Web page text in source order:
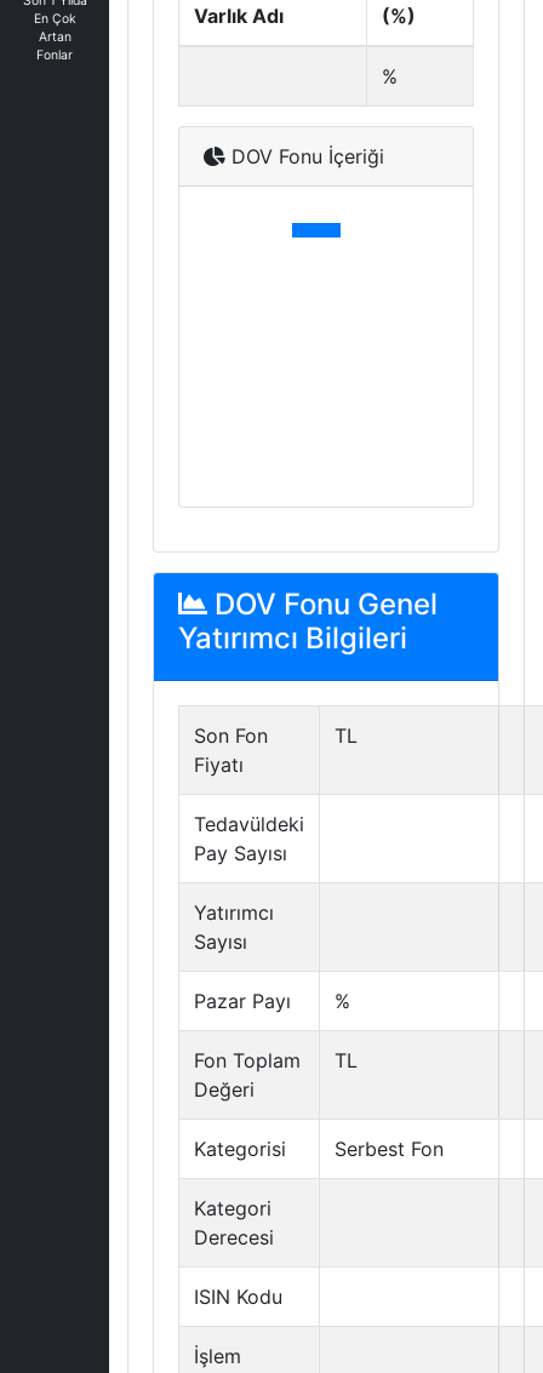
En Çok
Artan
Fonlar
Varlık Adı
(%)
%
DOV Fonu İçeriği
DOV Fonu Genel
Yatırımcı Bilgileri
Son Fon
Fiyatı
TL
Tedavüldeki
Pay Sayısı
Yatırımcı
Sayısı
Pazar Payı %
Fon Toplam
Değeri
TL
Kategorisi Serbest Fon
Kategori
Derecesi
ISIN Kodu
İşlem